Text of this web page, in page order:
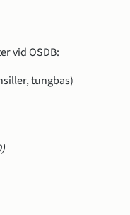
vid OSDB:
tungbas)